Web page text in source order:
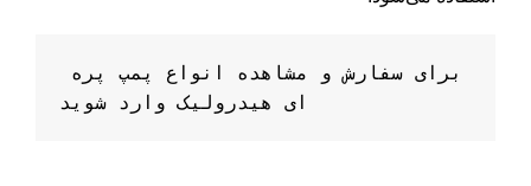
برای سفارش و مشاهده انواع
ای هیدرولیک وارد شوید